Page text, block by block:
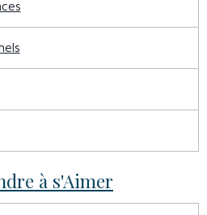
à s'Aimer